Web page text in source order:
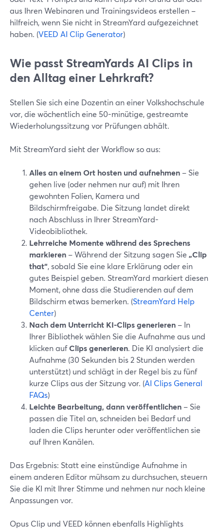
aus Ihren Webinaren und Trainingsvideos erstellen –
hilfreich, wenn Sie nicht in StreamYard aufgezeichnet
haben. (VEED AI Clip Generator)
Wie passt StreamYards AI Clips in
den Alltag einer Lehrkraft?
Stellen Sie sich eine Dozentin an einer Volkshochschule
vor, die wöchentlich eine 50-minütige, gestreamte
Wiederholungssitzung vor Prüfungen abhält.
Mit StreamYard sieht der Workflow so aus:
Alles an einem Ort hosten und aufnehmen – Sie
gehen live (oder nehmen nur auf) mit Ihren
gewohnten Folien, Kamera und
Bildschirmfreigabe. Die Sitzung landet direkt
nach Abschluss in Ihrer StreamYard-
Videobibliothek.
Lehrreiche Momente während des Sprechens
markieren – Während der Sitzung sagen Sie „Clip
that“, sobald Sie eine klare Erklärung oder ein
gutes Beispiel geben. StreamYard markiert diesen
Moment, ohne dass die Studierenden auf dem
Bildschirm etwas bemerken. (StreamYard Help
Center)
Nach dem Unterricht KI-Clips generieren – In
Ihrer Bibliothek wählen Sie die Aufnahme aus und
klicken aufClips generieren. Die KI analysiert die
Aufnahme (30 Sekunden bis 2 Stunden werden
unterstützt) und schlägt in der Regel bis zu fünf
kurze Clips aus der Sitzung vor. (AI Clips General
FAQs)
Leichte Bearbeitung, dann veröffentlichen – Sie
passen die Titel an, schneiden bei Bedarf und
laden die Clips herunter oder veröffentlichen sie
auf Ihren Kanälen.
Das Ergebnis: Statt eine einstündige Aufnahme in
einem anderen Editor mühsam zu durchsuchen, steuern
Sie die KI mit Ihrer Stimme und nehmen nur noch kleine
Anpassungen vor.
Opus Clip und VEED können ebenfalls Highlights